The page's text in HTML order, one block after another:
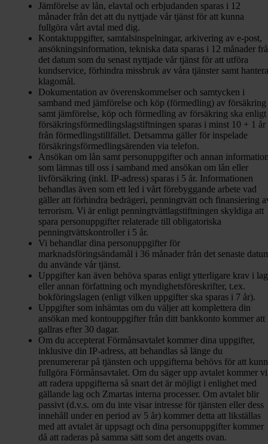
Jämförelse av lån, elavtal och erbjudanden sparas i 12
månader från det att du nyttjade vår tjänst för att kunna
fullgöra vårt avtal med dig.
Kontaktuppgifter, samtalsinspelningar, arkivering av e-post,
ansökningsinformation, tekniska data sparas i 12 månader
det datum som du senast nyttjade vår tjänst för att utföra
kundservice, förhindra missbruk av våra tjänster samt hantera
klagomål.
Dokumentation av överenskommelser och samtycken i
samband med jämförelse och köp (förmedling) av försäkring
samt jämförelse, köp och förmedling av försäkring ska enligt
försäkringsförmedlingslagstiftningen sparas i minst 10 + 1 år
från förmedlingstillfället. Detsamma gäller för inspelade
försäkringsförmedlingsärenden via telefon.
Ansökan om lån samt personuppgifter och annan
som lämnas till oss i samband med ansökan om lån eller
livförsäkring (inkl. IP-adress) sparas i 5 år. Informationen
behandlas även som ett led i vårt förebyggande arbete vad
gäller att förhindra bedrägeri, penningtvätt och finansiering
terrorism. Vi är enligt penningtvättlagstiftningen skyldiga att
spara personuppgifter relaterade till obligatoriska
penningtvättskontroller i 5 år.
Vi behandlar dina personuppgifter för
marknadsföringsändamål i 36 månader från det senaste
du använde vår tjänst.
Uppgifter kan även behöva sparas enligt ytterligare krav i lag
eller annan författning och myndighetsföreskrifter, t.ex.
bokföringslagen (enligt vilken uppgifter ska sparas i 7 år).
Uppgifter som inhämtas om du väljer att komplettera din
ansökan med kontouppgifter från ditt bankkonto kommer att
gallras efter 30 dagar.
Om du accepterat Förmånsavtalet kommer dina uppgifter,
inklusive din IP-adress, att behandlas så länge du
prenumererar på tjänsten och uppgifterna behövs för att
fullgöra Förmånsavtalet. Om du säger upp avtalet kommer vi
att radera uppgifterna så snart det är möjligt i enlighet med
gällande lag och Zmartas interna processer. Om avtalet blir
passivt (d.v.s. om du inte visar intresse för tjänsten eller dess
innehåll under en period av 5 år) kommer detta att likställas
med att avtalet är uppsagt och dina personuppgifter kommer
då att raderas på samma sätt som det angetts ovan.